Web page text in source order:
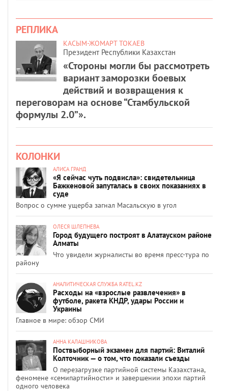
РЕПЛИКА
КАСЫМ-ЖОМАРТ ТОКАЕВ
Президент Республики Казахстан
«Стороны могли бы рассмотреть
вариант заморозки боевых
действий и возвращения к
переговорам на основе “Стамбульской
формулы 2.0”».
КОЛОНКИ
АЛИСА ГРАНД
«Я сейчас чуть подвисла»: свидетельница
Бажкеновой запуталась в своих показаниях в
суде
Вопрос о сумме ущерба загнал Масальскую в угол
ОЛЕСЯ ШЛЕПНЕВА
Город будущего построят в Алатауском районе
Алматы
Что увидели журналисты во время пресс-тура по
району
АНАЛИТИЧЕСКАЯ СЛУЖБА RATEL.KZ
Расходы на «взрослые развлечения» в
футболе, ракета КНДР, удары России и
Украины
Главное в мире: обзор СМИ
АННА КАЛАШНИКОВА
Поствыборный экзамен для партий: Виталий
Колточник — о том, что показали съезды
О перезагрузке партийной системы Казахстана,
феномене «семипартийности» и завершении эпохи партий
одного человека